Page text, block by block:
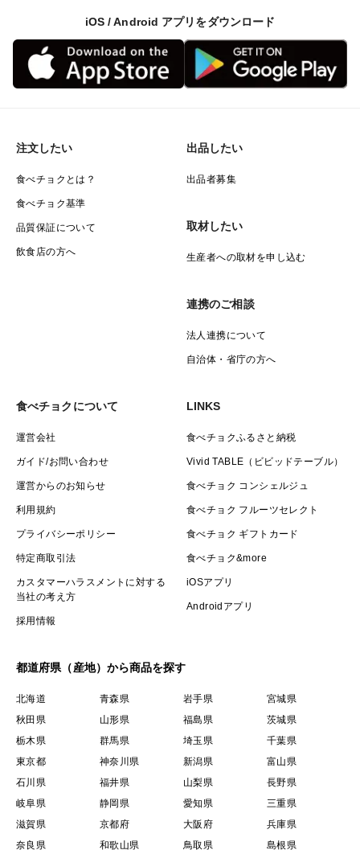
iOS / Android アプリをダウンロード
注文したい
食べチョクとは？
食べチョク基準
品質保証について
飲食店の方へ
出品したい
出品者募集
取材したい
生産者への取材を申し込む
連携のご相談
法人連携について
自治体・省庁の方へ
食べチョクについて
運営会社
ガイド/お問い合わせ
運営からのお知らせ
利用規約
プライバシーポリシー
特定商取引法
カスタマーハラスメントに対する
当社の考え方
採用情報
LINKS
食べチョクふるさと納税
Vivid TABLE（ビビッドテーブル）
食べチョク コンシェルジュ
食べチョク フルーツセレクト
食べチョク ギフトカード
食べチョク&more
iOSアプリ
Androidアプリ
都道府県（産地）から商品を探す
北海道 青森県 岩手県
宮城県
秋田県
山形県 福島県
茨城県
栃木県
群馬県 埼玉県
千葉県
東京都
神奈川県 新潟県
富山県
石川県
福井県 山梨県
長野県
岐阜県
静岡県 愛知県
三重県
滋賀県
京都府 大阪府
兵庫県
奈良県
和歌山県 鳥取県 島根県